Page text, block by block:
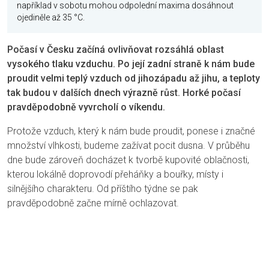
například v sobotu mohou odpolední maxima dosáhnout
ojediněle až 35 °C.
Počasí v Česku začíná ovlivňovat rozsáhlá oblast
vysokého tlaku vzduchu. Po její zadní straně k nám bude
proudit velmi teplý vzduch od jihozápadu až jihu, a teploty
tak budou v dalších dnech výrazně růst. Horké počasí
pravděpodobně vyvrcholí o víkendu.
Protože vzduch, který k nám bude proudit, ponese i značné
množství vlhkosti, budeme zažívat pocit dusna. V průběhu
dne bude zároveň docházet k tvorbě kupovité oblačnosti,
kterou lokálně doprovodí přeháňky a bouřky, místy i
silnějšího charakteru. Od příštího týdne se pak
pravděpodobně začne mírně ochlazovat.